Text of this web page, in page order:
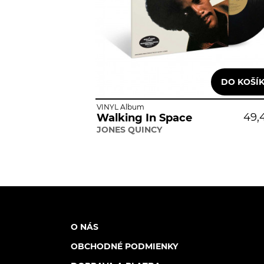
VINYL Album
Walking In Space
JONES QUINCY
O NÁS
OBCHODNÉ PODMIENKY